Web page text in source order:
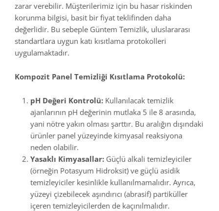
zarar verebilir. Müşterilerimiz için bu hasar riskinden
korunma bilgisi, basit bir fiyat teklifinden daha
değerlidir. Bu sebeple Güntem Temizlik, uluslararası
standartlara uygun katı kısıtlama protokolleri
uygulamaktadır.
Kompozit Panel Temizliği Kısıtlama Protokolü:
pH Değeri Kontrolü: Kullanılacak temizlik
ajanlarının pH değerinin mutlaka 5 ile 8 arasında,
yani nötre yakın olması şarttır. Bu aralığın dışındaki
ürünler panel yüzeyinde kimyasal reaksiyona
neden olabilir.
Yasaklı Kimyasallar: Güçlü alkali temizleyiciler
(örneğin Potasyum Hidroksit) ve güçlü asidik
temizleyiciler kesinlikle kullanılmamalıdır. Ayrıca,
yüzeyi çizebilecek aşındırıcı (abrasif) partiküller
içeren temizleyicilerden de kaçınılmalıdır.